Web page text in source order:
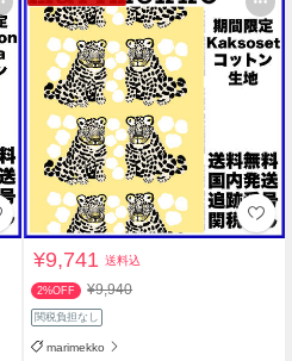
¥9,741送料込
2%OFF ¥9,940
関税負担なし
marimekko